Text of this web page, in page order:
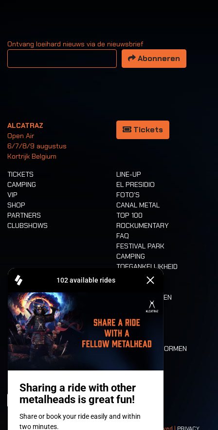
Ontvang loeihard nieuws via de nieuwsbrief
Uw email adres
Abonneren
ALCATRAZ
Open Air
6/7/8/9 augustus
Kortrijk Belgium
Tickets
TICKETS
CAMPING
VIP
SHOP
PARTNERS
CLUBSHOWS
LINE-UP
EL PRESIDIO
FOTO'S
CANAL METAL
TOP 100
ROCKUMENTARY
FAQ
FESTIVAL PARK
CAMPING
TOEGANKELIJKHEID
CASHLESS
ETEN EN DRINKEN
MOBILITEIT
LONE WOLVES
PLATTEGROND
DEATH RIDE
WAARDEN EN NORMEN
HISTORIEK